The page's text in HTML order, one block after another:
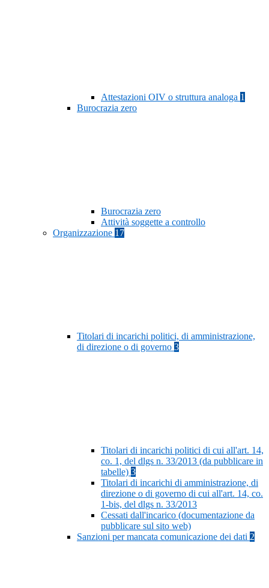
Attestazioni OIV o struttura analoga 1
Burocrazia zero
Burocrazia zero
Attività soggette a controllo
Organizzazione 17
Titolari di incarichi politici, di amministrazione,
di direzione o di governo 3
Titolari di incarichi politici di cui all'art. 14,
co. 1, del dlgs n. 33/2013 (da pubblicare in
tabelle) 3
Titolari di incarichi di amministrazione, di
direzione o di governo di cui all'art. 14, co.
1-bis, del dlgs n. 33/2013
Cessati dall'incarico (documentazione da
pubblicare sul sito web)
Sanzioni per mancata comunicazione dei dati 2